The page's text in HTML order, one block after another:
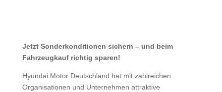
Jetzt Sonderkonditionen sichern – und beim
Fahrzeugkauf richtig sparen!
Hyundai Motor Deutschland hat mit zahlreichen
Organisationen und Unternehmen attraktive